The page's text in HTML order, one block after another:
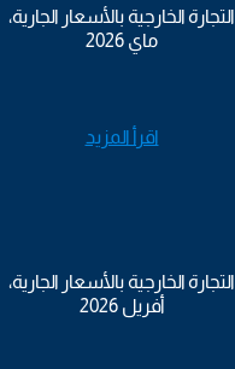
التجارة الخارجية بالأسعار الجارية،
ماي 2026
اقرأ المزيد
التجارة الخارجية بالأسعار الجارية،
أفريل 2026